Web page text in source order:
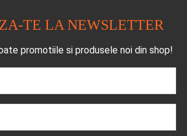
TE LA NEWSLETTER
promotiile si produsele noi din shop!